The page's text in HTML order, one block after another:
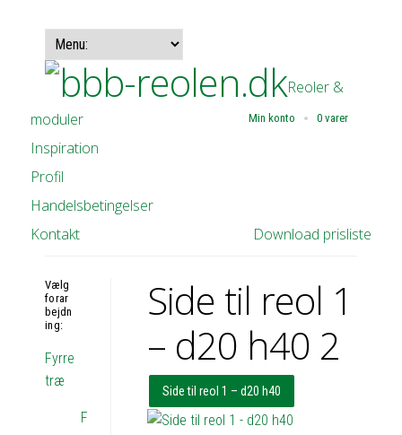
Min konto 0 varer
Reoler &
moduler
Inspiration
Profil
Handelsbetingelser
Download prisliste
Kontakt
Side til reol 1
– d20 h40 2
Side til reol 1 – d20 h40
Vælg
forar
bejdn
ing:
Fyrre
træ
F